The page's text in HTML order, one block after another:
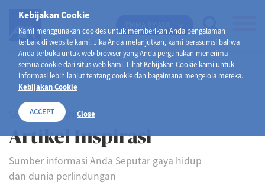
Kebijakan Cookie
Kami menggunakan cookies untuk memberikan Anda pengalaman
terbaik di website kami. Jika Anda melanjutkan, kami berasumsi bahwa
Anda terbuka untuk web browser yang Anda pergunakan menerima
semua cookie dari situs web kami. Lihat Kebijakan Cookie kami untuk
informasi lebih lanjut tentang cookie dan bagaimana mengelola mereka.
Kebijakan Cookie
ACCEPT Close
SELAMAT DATANG DI
Artikel Inspirasi
Sumber informasi Anda Seputar gaya hidup
dan dunia perlindungan